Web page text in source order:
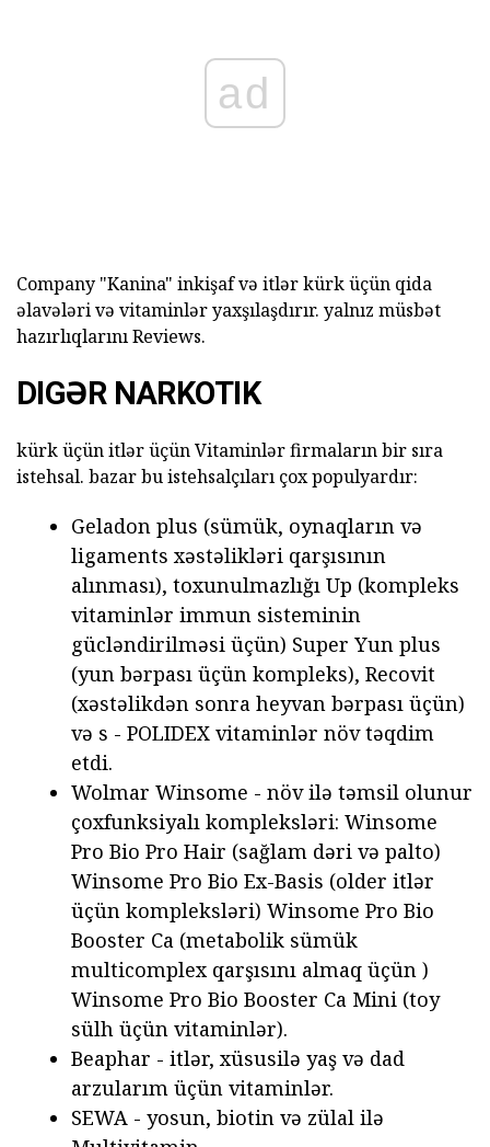
ad
Company "Kanina" inkişaf və itlər kürk üçün qida
əlavələri və vitaminlər yaxşılaşdırır. yalnız müsbət
hazırlıqlarını Reviews.
DIGƏR NARKOTIK
kürk üçün itlər üçün Vitaminlər firmaların bir sıra
istehsal. bazar bu istehsalçıları çox populyardır:
Geladon plus (sümük, oynaqların və
ligaments xəstəlikləri qarşısının
alınması), toxunulmazlığı Up (kompleks
vitaminlər immun sisteminin
gücləndirilməsi üçün) Super Yun plus
(yun bərpası üçün kompleks), Recovit
(xəstəlikdən sonra heyvan bərpası üçün)
və s - POLIDEX vitaminlər növ təqdim
etdi.
Wolmar Winsome - növ ilə təmsil olunur
çoxfunksiyalı kompleksləri: Winsome
Pro Bio Pro Hair (sağlam dəri və palto)
Winsome Pro Bio Ex-Basis (older itlər
üçün kompleksləri) Winsome Pro Bio
Booster Ca (metabolik sümük
multicomplex qarşısını almaq üçün )
Winsome Pro Bio Booster Ca Mini (toy
sülh üçün vitaminlər).
Beaphar - itlər, xüsusilə yaş və dad
arzularım üçün vitaminlər.
SEWA - yosun, biotin və zülal ilə